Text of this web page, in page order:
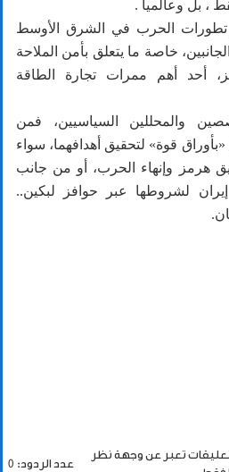
، بل وعالمياً .
تطورات الحرب في الشرق الأوسط
خاصة ما يتعلق بأمن الملاحة
أحد أهم ممرات تجارة الطاقة
والمحللين السياسيين، فمن
قوة» لتحقيق أهدافهما، سواء
هرمز وإنهاء الحرب، أو من جانب
إيران لشروطها عبر حوافز لبكين..
تعبر عن وجهة نظر
عدد الردود: 0